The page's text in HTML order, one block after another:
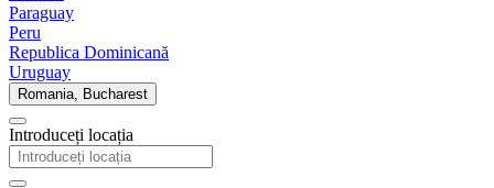
Paraguay
Peru
Republica Dominicană
Uruguay
Romania, Bucharest
Introduceți locația